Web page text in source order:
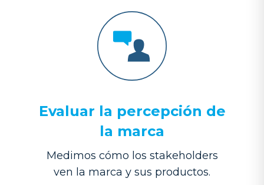
Evaluar la percepción de
la marca
Medimos cómo los stakeholders
ven la marca y sus productos.